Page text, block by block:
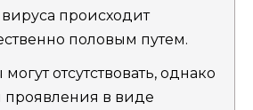
происходит
половым путем.
отсутствовать, однако
в виде